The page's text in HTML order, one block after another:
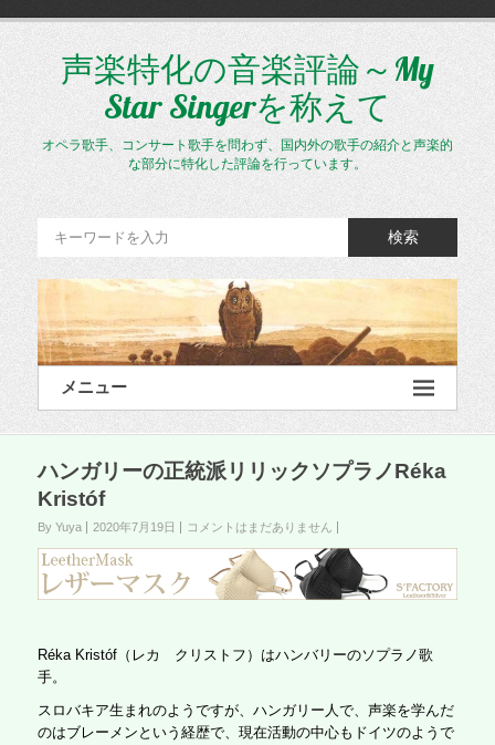
ス
声楽特化の音楽評論～My
Star Singerを称えて
オペラ歌手、コンサート歌手を問わず、国内外の歌手の紹介と声楽的
な部分に特化した評論を行っています。
検索
メニュー
ハンガリーの正統派リリックソプラノRéka
Kristóf
By Yuya 2020年7月19日 コメントはまだありません
Réka Kristóf（レカ クリストフ）はハンバリーのソプラノ歌
手。
スロバキア生まれのようですが、ハンガリー人で、声楽を学んだ
のはブレーメンという経歴で、現在活動の中心もドイツのようで